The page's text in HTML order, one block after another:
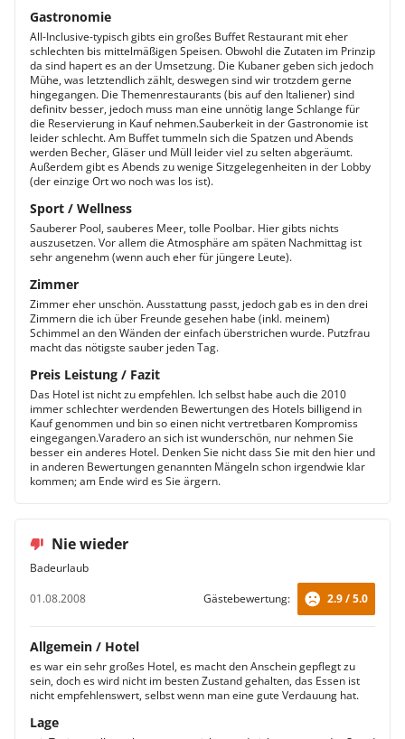
Gastronomie
All-Inclusive-typisch gibts ein großes Buffet Restaurant mit eher
schlechten bis mittelmäßigen Speisen. Obwohl die Zutaten im Prinzip
da sind hapert es an der Umsetzung. Die Kubaner geben sich jedoch
Mühe, was letztendlich zählt, deswegen sind wir trotzdem gerne
hingegangen. Die Themenrestaurants (bis auf den Italiener) sind
definitv besser, jedoch muss man eine unnötig lange Schlange für
die Reservierung in Kauf nehmen.Sauberkeit in der Gastronomie ist
leider schlecht. Am Buffet tummeln sich die Spatzen und Abends
werden Becher, Gläser und Müll leider viel zu selten abgeräumt.
Außerdem gibt es Abends zu wenige Sitzgelegenheiten in der Lobby
(der einzige Ort wo noch was los ist).
Sport / Wellness
Sauberer Pool, sauberes Meer, tolle Poolbar. Hier gibts nichts
auszusetzen. Vor allem die Atmosphäre am späten Nachmittag ist
sehr angenehm (wenn auch eher für jüngere Leute).
Zimmer
Zimmer eher unschön. Ausstattung passt, jedoch gab es in den drei
Zimmern die ich über Freunde gesehen habe (inkl. meinem)
Schimmel an den Wänden der einfach überstrichen wurde. Putzfrau
macht das nötigste sauber jeden Tag.
Preis Leistung / Fazit
Das Hotel ist nicht zu empfehlen. Ich selbst habe auch die 2010
immer schlechter werdenden Bewertungen des Hotels billigend in
Kauf genommen und bin so einen nicht vertretbaren Kompromiss
eingegangen.Varadero an sich ist wunderschön, nur nehmen Sie
besser ein anderes Hotel. Denken Sie nicht dass Sie mit den hier und
in anderen Bewertungen genannten Mängeln schon irgendwie klar
kommen; am Ende wird es Sie ärgern.
Nie wieder
Badeurlaub
01.08.2008
Gästebewertung: 2.9 / 5.0
Allgemein / Hotel
es war ein sehr großes Hotel, es macht den Anschein gepflegt zu
sein, doch es wird nicht im besten Zustand gehalten, das Essen ist
nicht empfehlenswert, selbst wenn man eine gute Verdauung hat.
Lage